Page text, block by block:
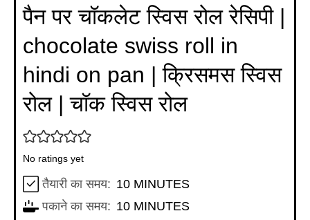
पैन पर चॉकलेट स्विस रोल रेसिपी |
chocolate swiss roll in
hindi on pan | क्रिसमस स्विस
रोल | चॉक स्विस रोल
No ratings yet
तैयारी का समय: 10MINUTES
MINUTES
पकाने का समय: 10MINUTES
MINUTES